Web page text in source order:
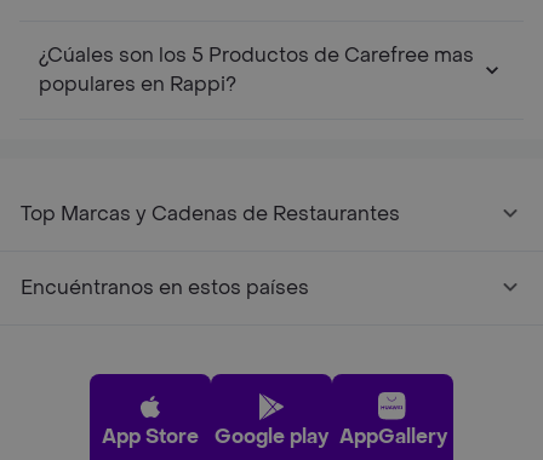
¿Cúales son los 5 Productos de Carefree mas
populares en Rappi?
Top Marcas y Cadenas de Restaurantes
Encuéntranos en estos países
App Store Google play AppGallery